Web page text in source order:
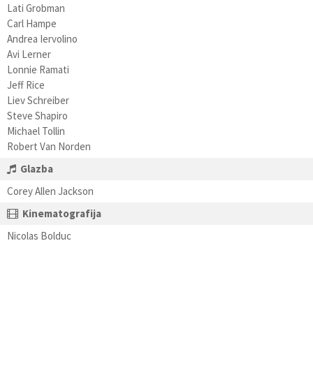
Lati Grobman
Carl Hampe
Andrea Iervolino
Avi Lerner
Lonnie Ramati
Jeff Rice
Liev Schreiber
Steve Shapiro
Michael Tollin
Robert Van Norden
Glazba
Corey Allen Jackson
Kinematografija
Nicolas Bolduc